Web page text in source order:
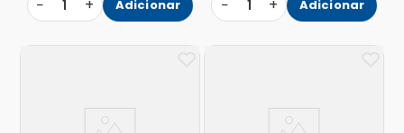
− 1 + Adicionar − 1 + Adicionar